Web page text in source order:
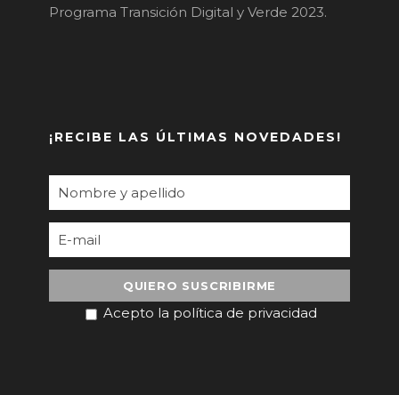
Programa Transición Digital y Verde 2023.
¡RECIBE LAS ÚLTIMAS NOVEDADES!
Acepto la política de privacidad